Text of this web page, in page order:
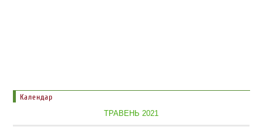
Календар
ТРАВЕНЬ 2021